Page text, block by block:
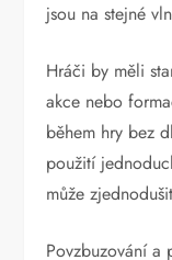
jsou na stejné
Hráči by měli
akce nebo
během hry bez
použití
může
Povzbuzování a